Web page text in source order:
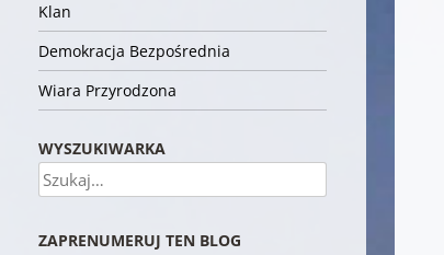
Klan
Demokracja Bezpośrednia
Wiara Przyrodzona
WYSZUKIWARKA
Szukaj
ZAPRENUMERUJ TEN BLOG